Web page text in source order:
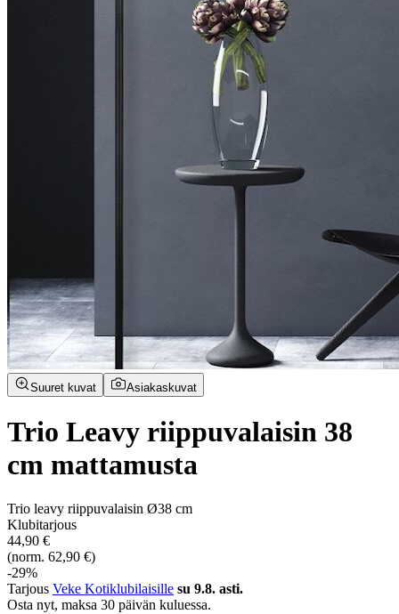
Suuret kuvat Asiakaskuvat
Trio Leavy riippuvalaisin 38
cm mattamusta
Trio leavy riippuvalaisin Ø38 cm
Klubitarjous
44,90 €
(norm. 62,90 €)
-29%
Tarjous Veke Kotiklubilaisille su 9.8. asti.
Osta nyt, ­maksa 30 päivän kuluessa.